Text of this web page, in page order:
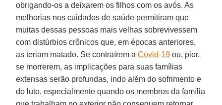
obrigando-os a deixarem os filhos com os avós. As
melhorias nos cuidados de saúde permitiram que
muitas dessas pessoas mais velhas sobrevivessem
com distúrbios crônicos que, em épocas anteriores,
as teriam matado. Se contraírem aCovid-19 ou, pior,
se morrerem, as implicações para suas famílias
extensas serão profundas, indo além do sofrimento e
do luto, especialmente quando os membros da família